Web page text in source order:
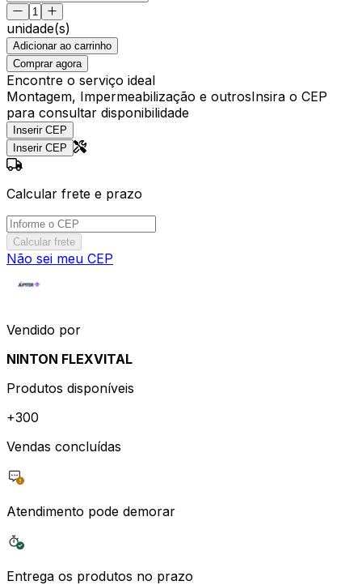
unidade(s)
Adicionar ao carrinho
Comprar agora
Encontre o serviço ideal
Montagem, Impermeabilização e outrosInsira o CEP
para consultar disponibilidade
Inserir CEP
Inserir CEP
Calcular frete e prazo
Calcular frete
Não sei meu CEP
Vendido por
NINTON FLEXVITAL
Produtos disponíveis
+300
Vendas concluídas
Atendimento pode demorar
Entrega os produtos no prazo